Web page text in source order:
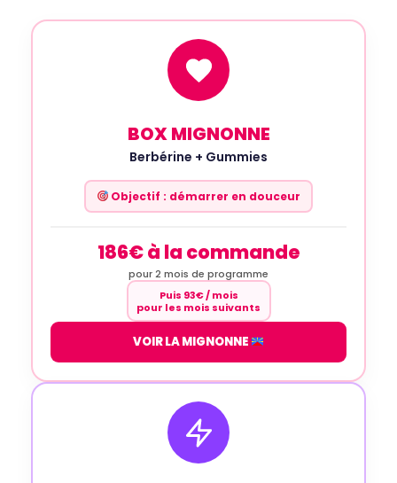
BOX MIGNONNE
Berbérine + Gummies
Objectif : démarrer en douceur
186€ à la commande
pour 2 mois de programme
Puis 93€ / mois
pour les mois suivants
VOIR LA MIGNONNE